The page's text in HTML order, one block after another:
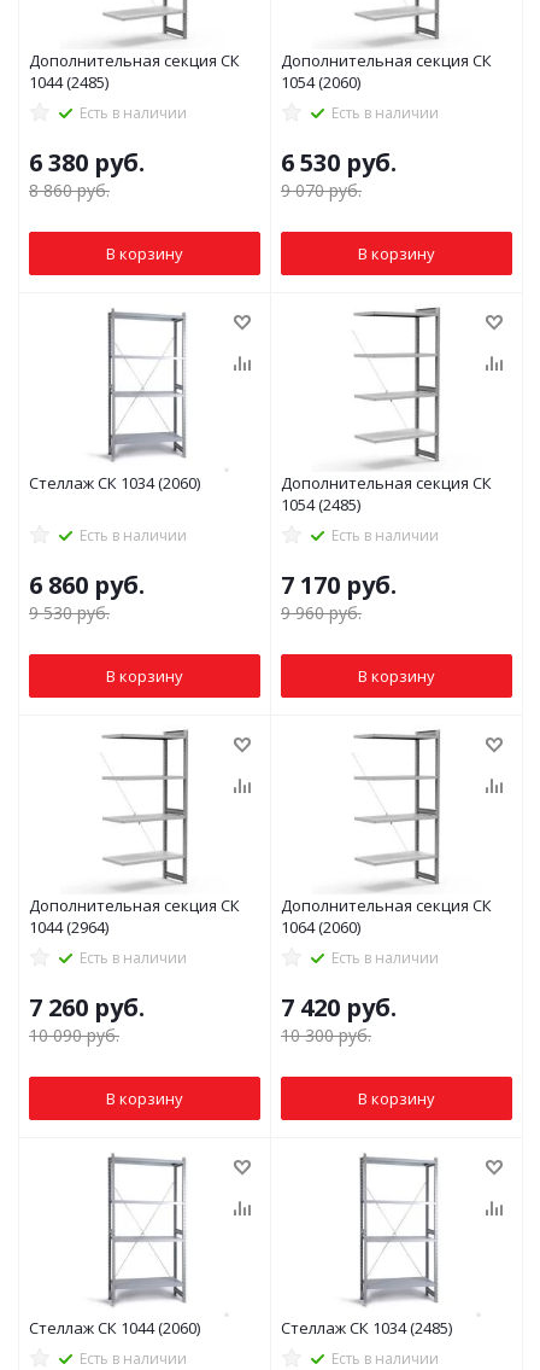
Дополнительная секция СК
1044 (2485)
Есть в наличии
6 380 руб.
8 860руб.
В корзину
Дополнительная секция СК
1054 (2060)
Есть в наличии
6 530 руб.
9 070руб.
В корзину
Стеллаж СК 1034 (2060)
Есть в наличии
6 860 руб.
9 530руб.
В корзину
Дополнительная секция СК
1054 (2485)
Есть в наличии
7 170 руб.
9 960руб.
В корзину
Дополнительная секция СК
1044 (2964)
Есть в наличии
7 260 руб.
10 090руб.
В корзину
Дополнительная секция СК
1064 (2060)
Есть в наличии
7 420 руб.
10 300руб.
В корзину
Стеллаж СК 1044 (2060)
Есть в наличии
Стеллаж СК 1034 (2485)
Есть в наличии